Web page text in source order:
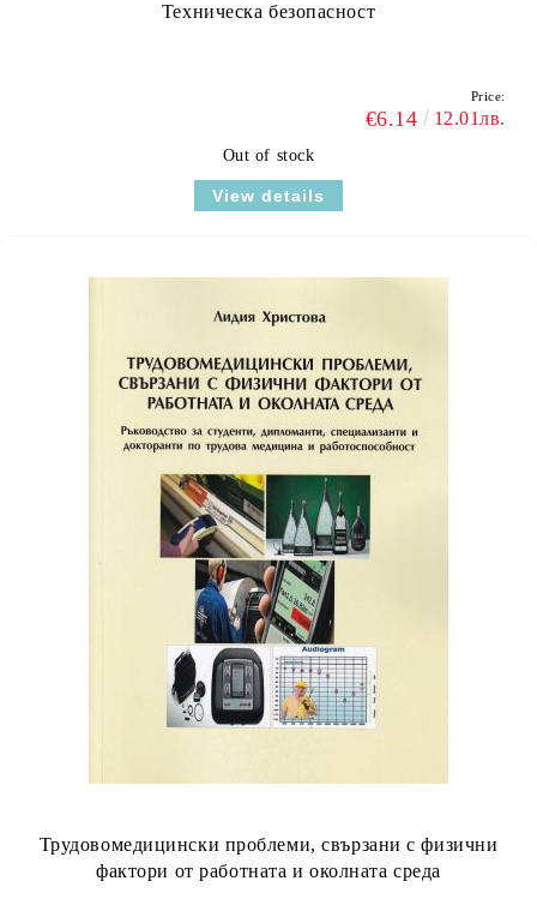
Техническа безопасност
Price:
€6.14 12.01лв.
Out of stock
View details
Трудовомедицински проблеми, свързани с физични
фактори от работната и околната среда